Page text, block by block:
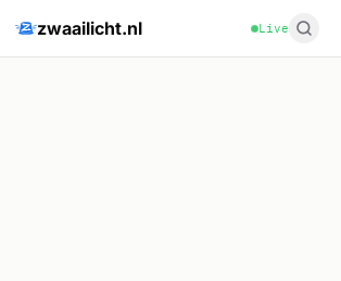
zwaailicht.nl Live